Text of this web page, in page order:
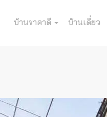
บ้านราคาดี บ้านเดี่ยว